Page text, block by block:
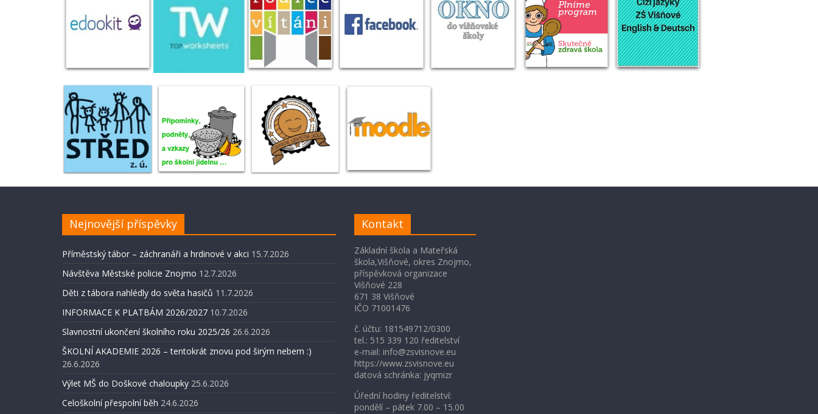
Nejnovější příspěvky
Příměstský tábor – záchranáři a hrdinové v akci 15.7.2026
Návštěva Městské policie Znojmo 12.7.2026
Děti z tábora nahlédly do světa hasičů 11.7.2026
INFORMACE K PLATBÁM 2026/2027 10.7.2026
Slavnostní ukončení školního roku 2025/26 26.6.2026
ŠKOLNÍ AKADEMIE 2026 – tentokrát znovu pod širým nebem :)
26.6.2026
Výlet MŠ do Doškové chaloupky 25.6.2026
Celoškolní přespolní běh 24.6.2026
Kontakt
Základní škola a Mateřská
škola,Višňové, okres Znojmo,
příspěvková organizace
Višňové 228
671 38 Višňové
IČO 71001476
č. účtu: 181549712/0300
tel.: 515 339 120 ředitelství
e-mail: info@zsvisnove.eu
https://www.zsvisnove.eu
datová schránka: jyqmizr
Úřední hodiny ředitelství:
pondělí – pátek 7.00 – 15.00